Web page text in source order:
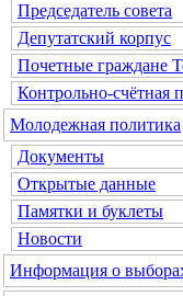
Председатель совета
Депутатский корпус
Почетные граждане
Контрольно-счётная
Молодежная политика
Документы
Открытые данные
Памятки и буклеты
Новости
Информация о